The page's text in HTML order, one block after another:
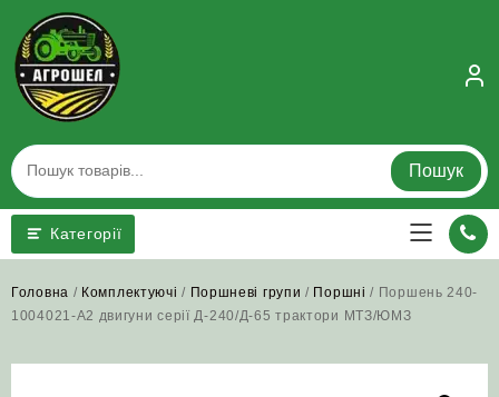
content
Пошук
Категорії
Головна / Комплектуючі / Поршневі групи / Поршні / Поршень 240-
1004021-А2 двигуни серії Д‑240/Д-65 трактори МТЗ/ЮМЗ